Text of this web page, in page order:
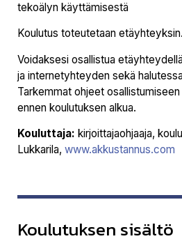
tekoälyn käyttämisestä
Koulutus toteutetaan etäyhteyksin.
Voidaksesi osallistua
ja internetyhteyden sekä
Tarkemmat ohjeet
ennen koulutuksen alkua.
Kouluttaja: kirjoittajaohjaaja,
Lukkarila, www.akkustannus.com
Koulutuksen sisältö